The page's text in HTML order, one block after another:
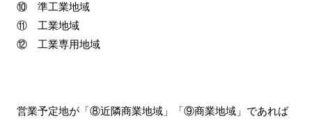
⑩ 準工業地域
⑪ 工業地域
⑫ 工業専用地域
営業予定地が「⑧近隣商業地域」「⑨商業地域」であれば